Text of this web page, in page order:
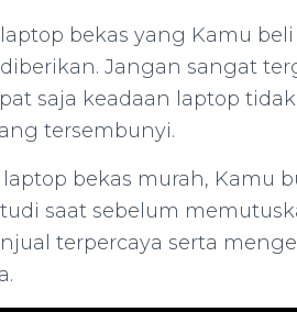
bekas yang Kamu
Jangan sangat
saja keadaan laptop
tersembunyi.
bekas murah, Kamu
saat sebelum
terpercaya serta